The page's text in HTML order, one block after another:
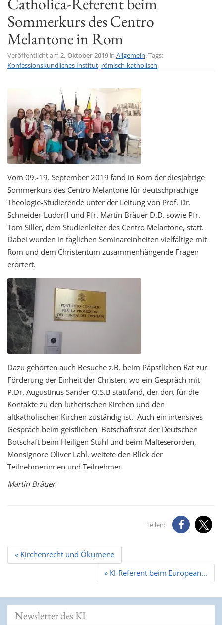
Sommerkurs des Centro
Melantone in Rom
Veröffentlicht am 2. Oktober 2019 in Allgemein. Tags:
Konfessionskundliches Institut, römisch-katholisch.
Vom 09.-19. September 2019 fand in Rom der diesjährige
Sommerkurs des Centro Melantone für deutschprachige
Theologie-Studierende unter der Leitung von Prof. Dr.
Schneider-Ludorff und Pfr. Martin Bräuer D.D. sowie Pfr.
Tom Siller, dem Studienleiter des Centro Melantone, statt.
Dabei wurden in täglichen Seminareinheiten vielfältige mit
Rom und dem Christentum zusammenhängende Fragen
erörtert.
Dazu gehörten auch Besuche z.B. beim Päpstlichen Rat zur
Förderung der Einheit der Christen, wo ein Gespräch mit
P.Dr. Augustinus Sander O.S.B stattfand, der dort für die
Kontakte zu den lutherischen Kirchen und den
altkatholischen Kirchen zuständig ist. Auch ein intensives
Gespräch beim geistlichen Botschaftsrat der Deutschen
Botschaft beim Heiligen Stuhl und beim Malteserorden,
Monsignore Oliver Lahl, weitete den Blick der
Teilnehmerinnen und Teilnehmer.
Martin Bräuer
Teilen:
Beitrags
Navigation
« Kirchenrecht und Ökumene
» KI-Referent beim European...
Newsletter des KI